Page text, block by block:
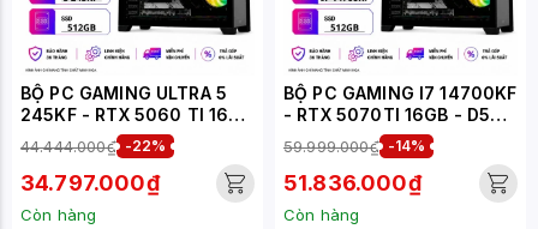
BỘ PC GAMING ULTRA 5
245KF - RTX 5060 TI 16GB
(XUEPC182-G)
44.444.000₫ -22%
34.797.000₫
Còn hàng
BỘ PC GAMING I7 14700KF
- RTX 5070TI 16GB - D5
(XUEPC158-G)
59.999.000₫ -14%
51.836.000₫
Còn hàng